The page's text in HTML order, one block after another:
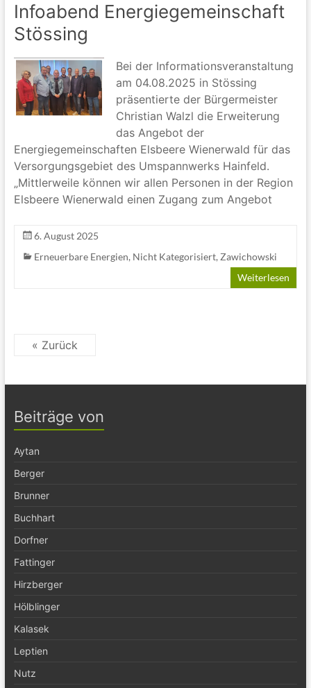
Infoabend Energiegemeinschaft
Stössing
Bei der Informationsveranstaltung
am 04.08.2025 in Stössing
präsentierte der Bürgermeister
Christian Walzl die Erweiterung
das Angebot der
Energiegemeinschaften Elsbeere Wienerwald für das
Versorgungsgebiet des Umspannwerks Hainfeld.
„Mittlerweile können wir allen Personen in der Region
Elsbeere Wienerwald einen Zugang zum Angebot
6. August 2025
Erneuerbare Energien, Nicht Kategorisiert, Zawichowski
Weiterlesen
« Zurück
Beiträge von
Aytan
Berger
Brunner
Buchhart
Dorfner
Fattinger
Hirzberger
Hölblinger
Kalasek
Leptien
Nutz